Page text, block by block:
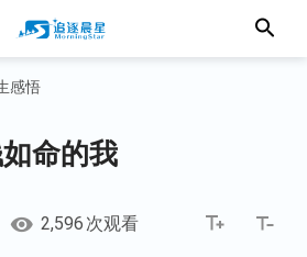
感悟
命的我
2,596 次观看